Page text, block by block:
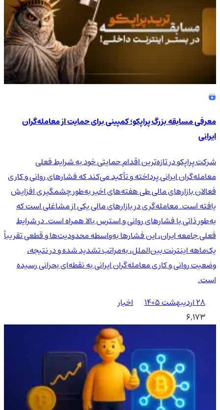
معرفی مسابقه بزرگ پراپکو؛ کمپینی برای حمایت از معامله‌گران
ایرانی
شرکت پراپکو در تازه‌ترین اقدام حمایتی خود به شرایط فعلی
معامله‌گران ایرانی پرداخته و تأکید می‌کند که فشارهای روانی و کاری
فعالان بازارهای مالی طی هفته‌های اخیر به‌طور چشمگیری افزایش
یافته است. معامله‌گری در بازارهای مالی یکی از مشاغلی است که
به‌طور ذاتی با فشارهای روانی و استرس بالا همراه است. در شرایط
فعلی جامعه ایران، این فشارها به‌واسطه محدودیت‌ها و قطعی تقریباً
یک‌ماهه اینترنت بین‌الملل، به‌مراتب تشدید شده و در نتیجه،
وضعیت روانی و کاری معامله‌گران ایرانی به نقطه‌ای بحرانی رسیده
است.
۲۸ اردیبهشت ۱۴۰۵
اخبار
6,173